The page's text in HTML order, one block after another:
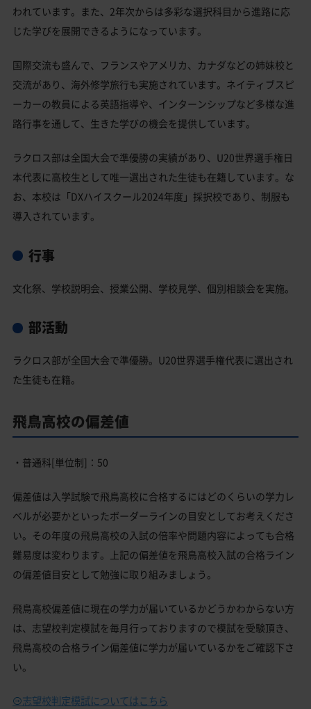
われています。また、2年次からは多彩な選択科目から進路に応
じた学びを展開できるようになっています。
国際交流も盛んで、フランスやアメリカ、カナダなどの姉妹校と
交流があり、海外修学旅行も実施されています。ネイティブスピ
ーカーの教員による英語指導や、インターンシップなど多様な進
路行事を通して、生きた学びの機会を提供しています。
ラクロス部は全国大会で準優勝の実績があり、U20世界選手権日
本代表に高校生として唯一選出された生徒も在籍しています。な
お、本校は「DXハイスクール2024年度」採択校であり、制服も
導入されています。
行事
文化祭、学校説明会、授業公開、学校見学、個別相談会を実施。
部活動
ラクロス部が全国大会で準優勝。U20世界選手権代表に選出され
た生徒も在籍。
飛鳥高校の偏差値
・普通科[単位制]：50
偏差値は入学試験で飛鳥高校に合格するにはどのくらいの学力レ
ベルが必要かといったボーダーラインの目安としてお考えくださ
い。その年度の飛鳥高校の入試の倍率や問題内容によっても合格
難易度は変わります。上記の偏差値を飛鳥高校入試の合格ライン
の偏差値目安として勉強に取り組みましょう。
飛鳥高校偏差値に現在の学力が届いているかどうかわからない方
は、志望校判定模試を毎月行っておりますので模試を受験頂き、
飛鳥高校の合格ライン偏差値に学力が届いているかをご確認下さ
い。
志望校判定模試についてはこちら